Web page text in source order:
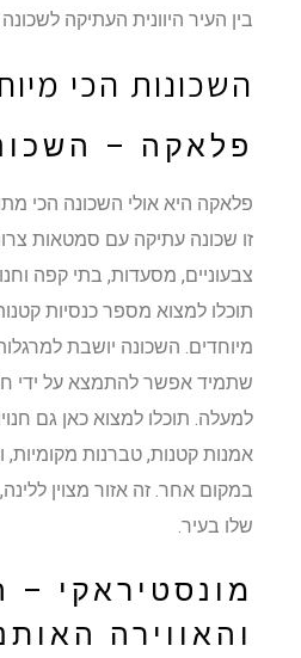
בין העיר היוונית העתיקה לשכונה
השכונות הכי
פלאקה – השכונה
פלאקה היא אולי השכונה הכי
זו שכונה עתיקה עם סמטאות צרות
צבעוניים, מסעדות, בתי קפה
תוכלו למצוא מספר כנסיות קטנות
מיוחדים. השכונה יושבת למרגלות
שתמיד אפשר להתמצא על ידי
למעלה. תוכלו למצוא כאן גם חנויות
אמנות קטנות, טברנות מקומיות,
במקום אחר. זה אזור מצוין ללינה,
שלו בעיר.
מונסטיראקי –
והאווירה